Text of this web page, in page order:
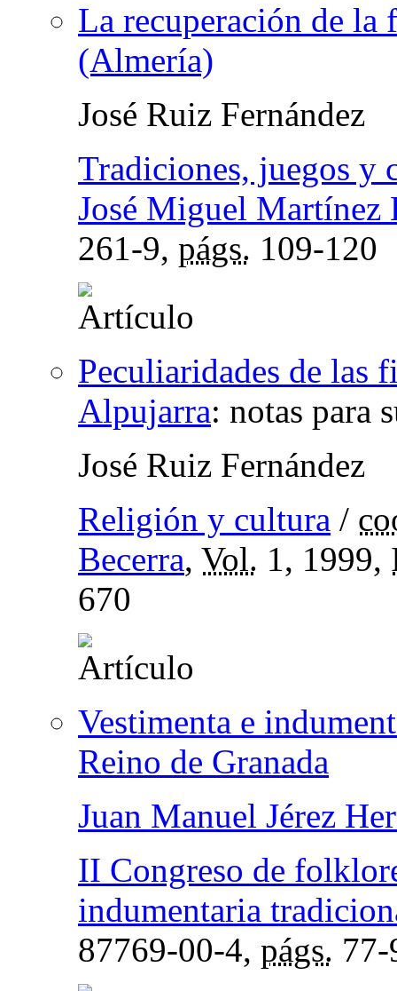
La recuperación de la
(Almería)
José Ruiz Fernández
Tradiciones, juegos y
José Miguel Martínez
261-9, págs. 109-120
Peculiaridades de las
Alpujarra: notas para
José Ruiz Fernández
Religión y cultura /
Becerra, Vol. 1, 1999,
670
Vestimenta e
Reino de Granada
Juan Manuel Jérez
II Congreso de
indumentaria
87769-00-4, págs.